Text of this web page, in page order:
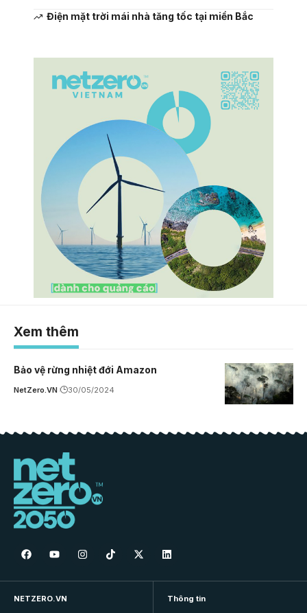
Điện mặt trời mái nhà tăng tốc tại miền Bắc
Xem thêm
Bảo vệ rừng nhiệt đới Amazon
NetZero.VN 30/05/2024
NETZERO.VN Thông tin